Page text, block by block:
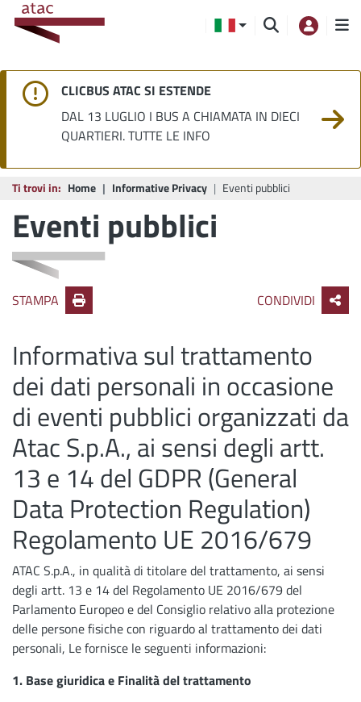
CLICBUS ATAC SI ESTENDE
DAL 13 LUGLIO I BUS A CHIAMATA IN DIECI
QUARTIERI. TUTTE LE INFO
Ti trovi in: Home Informative Privacy Eventi pubblici
Eventi pubblici
STAMPA CONDIVIDI
Informativa sul trattamento
dei dati personali in occasione
di eventi pubblici organizzati da
Atac S.p.A., ai sensi degli artt.
13 e 14 del GDPR (General
Data Protection Regulation)
Regolamento UE 2016/679
ATAC S.p.A., in qualità di titolare del trattamento, ai sensi
degli artt. 13 e 14 del Regolamento UE 2016/679 del
Parlamento Europeo e del Consiglio relativo alla protezione
delle persone fisiche con riguardo al trattamento dei dati
personali, Le fornisce le seguenti informazioni:
1. Base giuridica e Finalità del trattamento